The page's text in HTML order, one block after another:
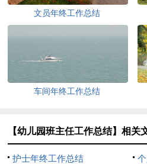
文员年终工作总结
车间年终工作总结
【幼儿园班主任工作总结】相关
护士年终工作总结